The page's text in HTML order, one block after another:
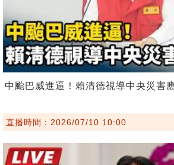
中颱巴威進逼！賴清德視導中央災害
直播時間：2026/07/10 10:00